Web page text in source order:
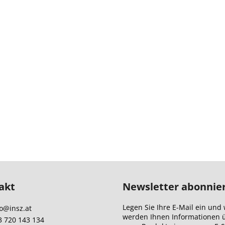
@insz.at
720 143 134
Newsletter
Legen Sie Ihre E-Mail ein und
werden Ihnen Informationen